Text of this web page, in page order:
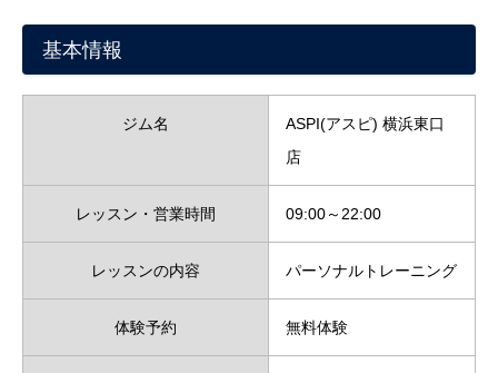
基本情報
ジム名
ASPI(アスピ) 横浜東口
店
レッスン・営業時間 09:00～22:00
レッスンの内容 パーソナルトレーニング
体験予約 無料体験